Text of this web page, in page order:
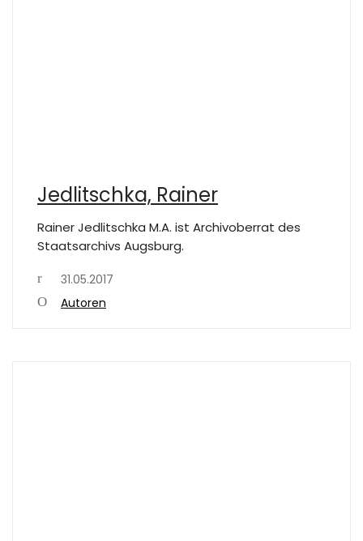
Jedlitschka, Rainer
Rainer Jedlitschka M.A. ist Archivoberrat des
Staatsarchivs Augsburg.
31.05.2017
Autoren